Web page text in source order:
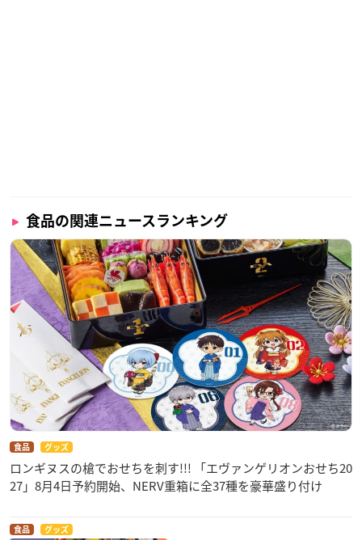
食品の関連ニュースランキング
食品 グッズ
ロンギヌスの槍でおせちを刺す!!! 「エヴァンゲリオンおせち20
27」8月4日予約開始、NERV重箱に全37種を豪華盛り付け
食品 グッズ